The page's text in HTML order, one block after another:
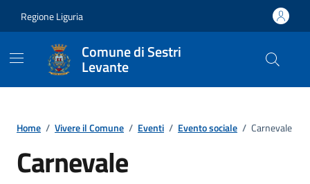
Regione Liguria
Comune di Sestri
Levante
Home / Vivere il Comune / Eventi / Evento sociale / Carnevale
Carnevale